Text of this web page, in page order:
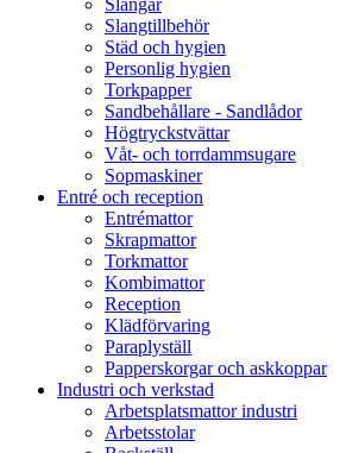
Slangar
Slangtillbehör
Städ och hygien
Personlig hygien
Torkpapper
Sandbehållare - Sandlådor
Högtryckstvättar
Våt- och torrdammsugare
Sopmaskiner
Entré och reception
Entrémattor
Skrapmattor
Torkmattor
Kombimattor
Reception
Klädförvaring
Paraplyställ
Papperskorgar och askkoppar
Industri och verkstad
Arbetsplatsmattor industri
Arbetsstolar